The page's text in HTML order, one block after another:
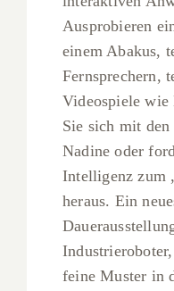
Ausprobieren
einem Abakus,
Fernsprechern,
Videospiele
Sie sich mit den
Nadine oder
Intelligenz zum
heraus. Ein
feine Muster in